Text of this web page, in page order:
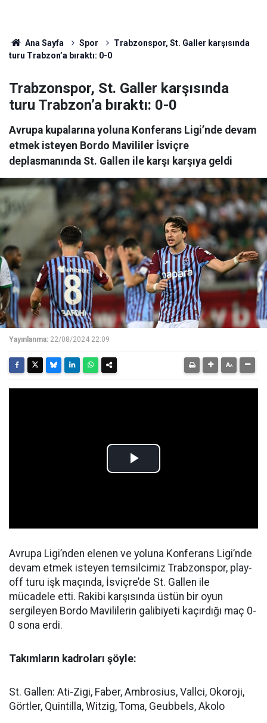
Ana Sayfa Spor
Trabzonspor, St. Galler karşısında
turu Trabzon’a bıraktı: 0-0
Trabzonspor, St. Galler karşısında
turu Trabzon’a bıraktı: 0-0
Avrupa kupalarına yoluna Konferans Ligi’nde devam
etmek isteyen Bordo Mavililer İsviçre
deplasmanında St. Gallen ile karşı karşıya geldi
Yayınlanma: 22/08/2024 22:09
Avrupa Ligi’nden elenen ve yoluna Konferans Ligi’nde
devam etmek isteyen temsilcimiz Trabzonspor, play-
off turu işk maçında, İsviçre’de St. Gallen ile
mücadele etti. Rakibi karşısında üstün bir oyun
sergileyen Bordo Mavililerin galibiyeti kaçırdığı maç 0-
0 sona erdi.
Takımların kadroları şöyle:
St. Gallen: Ati-Zigi, Faber, Ambrosius, Vallci, Okoroji,
Görtler, Quintilla, Witzig, Toma, Geubbels, Akolo